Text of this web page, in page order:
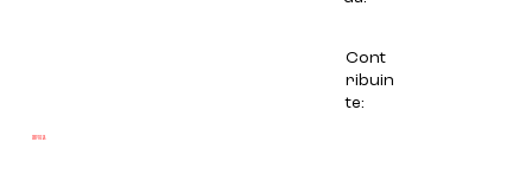
Cont
ribuin
te:
EMPRESA